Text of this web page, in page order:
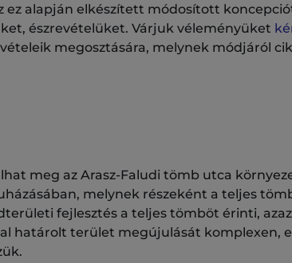
ez alapján elkészített módosított
észrevételüket. Várjuk véleményüket
megosztására, melynek módjáról
meg az Arasz-Faludi tömb utca
melynek részeként a teljes
fejlesztés a teljes tömböt érinti,
határolt terület megújulását komplexen,